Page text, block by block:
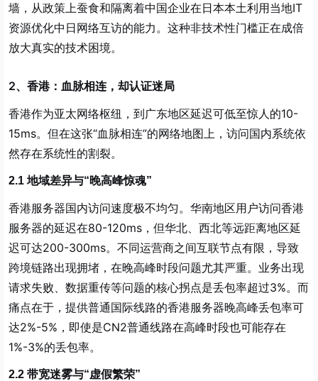
墙，从政策上蚕食和隔离着中国企业在日本本土利用当地IT
资源优化中日网络互访的能力。这种非技术性门槛正在成倍
放大真实的技术困境。
2、香港：血脉相连，却认证迷局
香港作为亚太网络枢纽，到广东地区延迟可低至惊人的10-
15ms。但在这张“血脉相连”的网络地图上，访问国内系统依
然存在系统性的割裂。
2.1 地域差异与“晚高峰惊魂”
香港服务器国内访问速度极不均匀。华南地区用户访问香港
服务器的延迟在80-120ms，但华北、西北等远距离地区延
迟可达200-300ms。不同运营商之间互联节点有限，导致
跨境链路出现拥堵，在晚高峰时段问题尤其严重。业务出现
请求失败、数据重传等问题的核心拐点是丢包率超过3%。而
痛点在于，提供普通国际线路的香港服务器晚高峰丢包率可
达2%-5%，即使是CN2普通线路在高峰时段也可能存在
1%-3%的丢包率。
2.2 带宽迷雾与“虚假繁荣”